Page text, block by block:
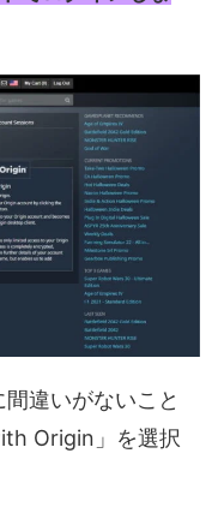
違いがないこと
Origin」を選択